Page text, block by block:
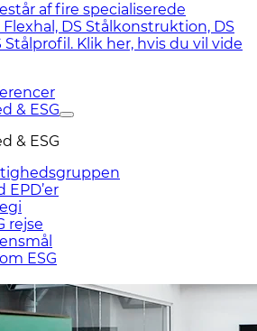
af fire specialiserede
Flexhal, DS Stålkonstruktion, DS
Stålprofil. Klik her, hvis du vil vide
& ESG
& ESG
EPD’er
rejse
ESG